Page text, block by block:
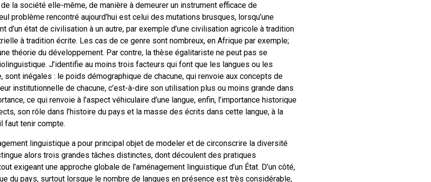
la société elle-même, de manière à demeurer un instrument efficace de
problème rencontré aujourd’hui est celui des mutations brusques, lorsqu’une
d’un état de civilisation à un autre, par exemple d’une civilisation agricole à tradition
à tradition écrite. Les cas de ce genre sont nombreux, en Afrique par exemple;
théorie du développement. Par contre, la thèse égalitariste ne peut pas se
J’identifie au moins trois facteurs qui font que les langues ou les
sont inégales : le poids démographique de chacune, qui renvoie aux concepts de
institutionnelle de chacune, c’est-à-dire son utilisation plus ou moins grande dans
ce qui renvoie à l’aspect véhiculaire d’une langue, enfin, l’importance historique
son rôle dans l’histoire du pays et la masse des écrits dans cette langue, à la
faut tenir compte.
linguistique a pour principal objet de modeler et de circonscrire la diversité
alors trois grandes tâches distinctes, dont découlent des pratiques
exigeant une approche globale de l’aménagement linguistique d’un État. D’un côté,
du pays, surtout lorsque le nombre de langues en présence est très considérable,